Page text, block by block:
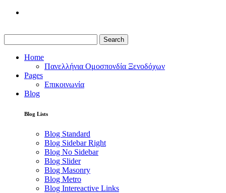
Search
Home
Πανελλήνια Ομοσπονδία Ξενοδόχων
Pages
Επικοινωνία
Blog
Blog Lists
Blog Standard
Blog Sidebar Right
Blog No Sidebar
Blog Slider
Blog Masonry
Blog Metro
Blog Intereactive Links